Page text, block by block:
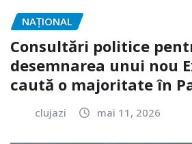
NAŢIONAL
Consultări politice
desemnarea unui nou
caută o majoritate în
clujazi mai 11, 2026